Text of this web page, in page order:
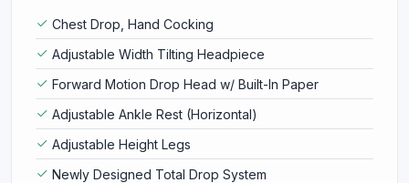
Chest Drop, Hand Cocking
Adjustable Width Tilting Headpiece
Forward Motion Drop Head w/ Built-In Paper
Adjustable Ankle Rest (Horizontal)
Adjustable Height Legs
Newly Designed Total Drop System